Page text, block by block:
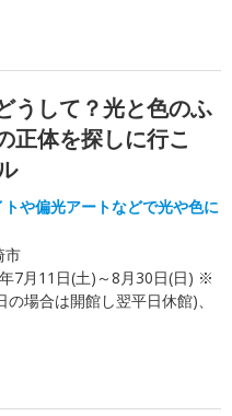
うして？光と色のふ
正体を探しに行こ
や偏光アートなどで光や色に
市
7月11日(土)～8月30日(日) ※
場合は開館し翌平日休館)、